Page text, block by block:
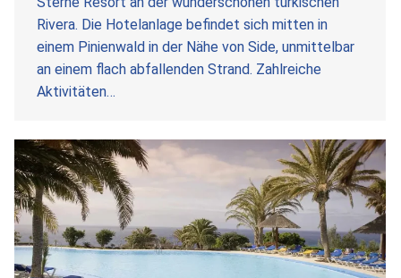
Rivera. Die Hotelanlage befindet sich mitten in
einem Pinienwald in der Nähe von Side, unmittelbar
an einem flach abfallenden Strand. Zahlreiche
Aktivitäten…